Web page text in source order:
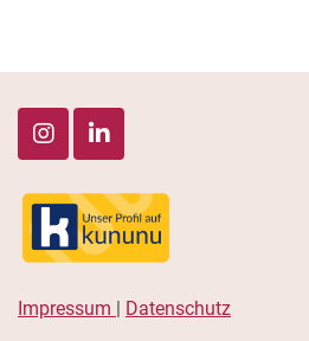
Impressum Datenschutz